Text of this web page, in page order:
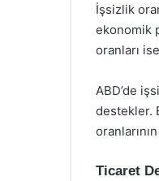
İşsizlik
ekonomik
oranları
ABD’de
destekler.
Ticaret